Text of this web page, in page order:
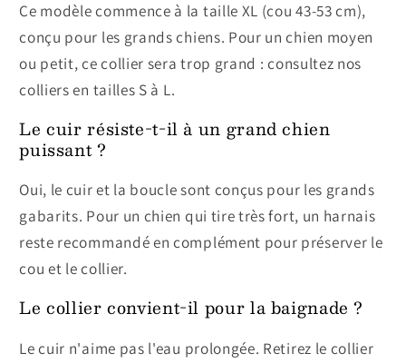
Ce modèle commence à la taille XL (cou 43-53 cm),
conçu pour les grands chiens. Pour un chien moyen
ou petit, ce collier sera trop grand : consultez nos
colliers en tailles S à L.
Le cuir résiste-t-il à un grand chien
puissant ?
Oui, le cuir et la boucle sont conçus pour les grands
gabarits. Pour un chien qui tire très fort, un harnais
reste recommandé en complément pour préserver le
cou et le collier.
Le collier convient-il pour la baignade ?
Le cuir n'aime pas l'eau prolongée. Retirez le collier